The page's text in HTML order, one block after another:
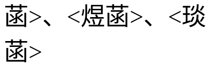
菡>、<煜菡>、<琰
菡>